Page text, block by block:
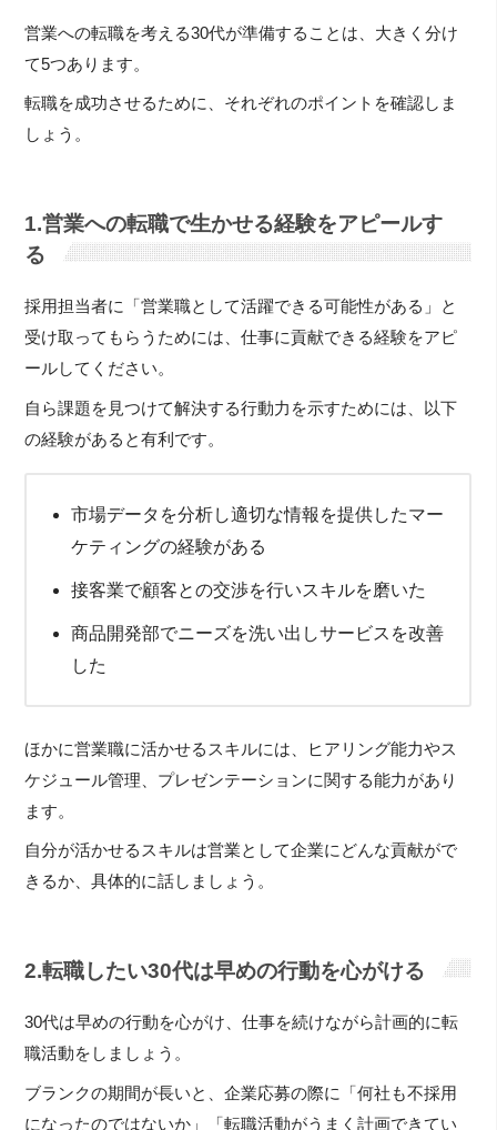
営業への転職を考える30代が準備することは、大きく分け
て5つあります。
転職を成功させるために、それぞれのポイントを確認しま
しょう。
1.営業への転職で生かせる経験をアピールす
る
採用担当者に「営業職として活躍できる可能性がある」と
受け取ってもらうためには、仕事に貢献できる経験をアピ
ールしてください。
自ら課題を見つけて解決する行動力を示すためには、以下
の経験があると有利です。
市場データを分析し適切な情報を提供したマー
ケティングの経験がある
接客業で顧客との交渉を行いスキルを磨いた
商品開発部でニーズを洗い出しサービスを改善
した
ほかに営業職に活かせるスキルには、ヒアリング能力やス
ケジュール管理、プレゼンテーションに関する能力があり
ます。
自分が活かせるスキルは営業として企業にどんな貢献がで
きるか、具体的に話しましょう。
2.転職したい30代は早めの行動を心がける
30代は早めの行動を心がけ、仕事を続けながら計画的に転
職活動をしましょう。
ブランクの期間が長いと、企業応募の際に「何社も不採用
になったのではないか」「転職活動がうまく計画できてい